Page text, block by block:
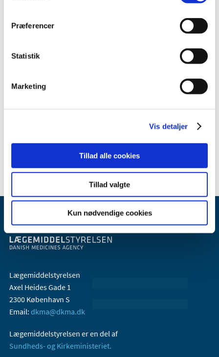
Præferencer
Statistik
Marketing
Vis detaljer
Tillad alle cookies
Tillad valgte
Kun nødvendige cookies
marts (1)
2010 (7)
2008 (8)
Lægemiddelstyrelsen
Axel Heides Gade 1
2300 København S
Email: dkma@dkma.dk
Lægemiddelstyrelsen er en del af
Sundheds- og Kirkeministeriet.